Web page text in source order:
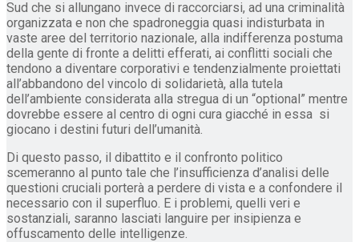
Sud che si allungano invece di raccorciarsi, ad una criminalità
organizzata e non che spadroneggia quasi indisturbata in
vaste aree del territorio nazionale, alla indifferenza postuma
della gente di fronte a delitti efferati, ai conflitti sociali che
tendono a diventare corporativi e tendenzialmente proiettati
all’abbandono del vincolo di solidarietà, alla tutela
dell’ambiente considerata alla stregua di un “optional” mentre
dovrebbe essere al centro di ogni cura giacché in essa si
giocano i destini futuri dell’umanità.
Di questo passo, il dibattito e il confronto politico
scemeranno al punto tale che l’insufficienza d’analisi delle
questioni cruciali porterà a perdere di vista e a confondere il
necessario con il superfluo. E i problemi, quelli veri e
sostanziali, saranno lasciati languire per insipienza e
offuscamento delle intelligenze.